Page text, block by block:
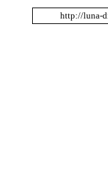
http://luna-